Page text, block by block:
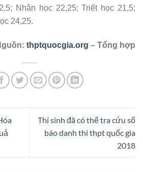
Nhân học 22,25; Triết học 21,5;
24,25.
thptquocgia.org – Tổng hợp
Thí sinh đã có thể tra cứu số
báo danh thi thpt quốc gia
2018